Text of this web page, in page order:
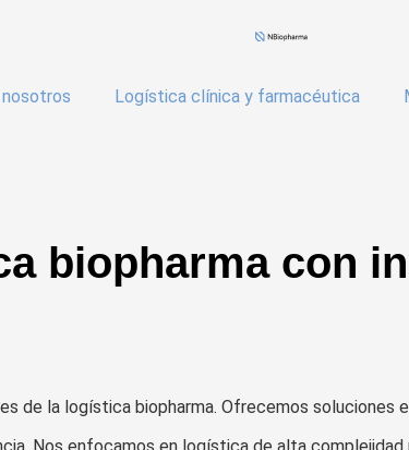
Logística clínica y farmacéutica
biopharma con
de la logística biopharma. Ofrecemos soluciones